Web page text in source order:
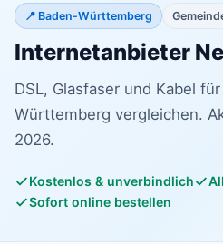
📍 Baden-Württemberg
Internetanbieter
DSL, Glasfaser und Kabel
Württemberg vergleichen.
2026.
Kostenlos & unverbindlich
Sofort online bestellen